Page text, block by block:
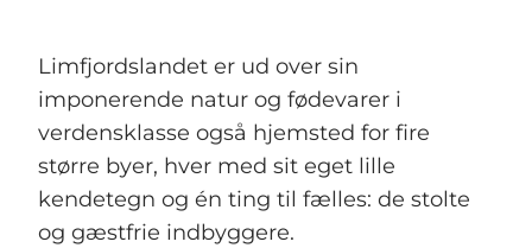
Overnatning
Den store guide
Limfjordslandet er ud over sin
imponerende natur og fødevarer i
verdensklasse også hjemsted for fire
større byer, hver med sit eget lille
kendetegn og én ting til fælles: de stolte
og gæstfrie indbyggere.